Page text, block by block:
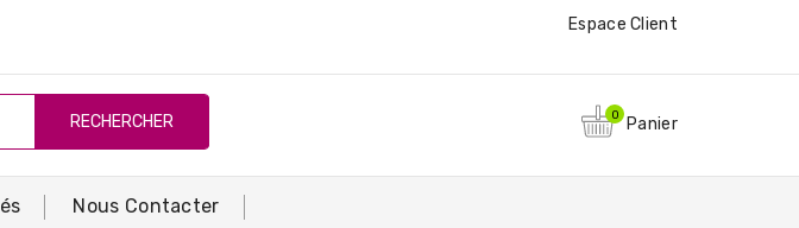
Espace Client
RECHERCHER 0 Panier
Nous Contacter